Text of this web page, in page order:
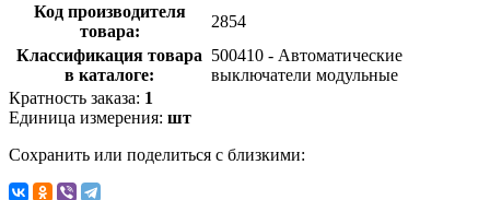
Код производителя
товара:
2854
Классификация товара
в каталоге:
500410 - Автоматические
выключатели модульные
Кратность заказа: 1
Единица измерения: шт
Сохранить или поделиться с близкими: